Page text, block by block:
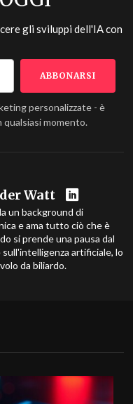
gli sviluppi dell'IA con
personalizzate - è
qualsiasi momento.
Watt
un background di
e ama tutto ciò che è
si prende una pausa dal
artificiale, lo
da biliardo.